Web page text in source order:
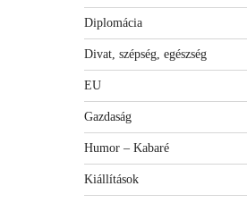
Diplomácia
Divat, szépség, egészség
EU
Gazdaság
Humor – Kabaré
Kiállítások